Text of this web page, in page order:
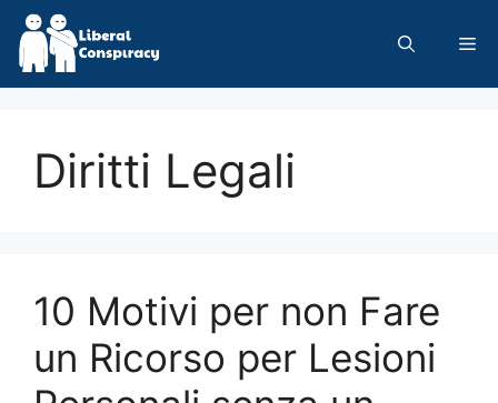
Skip
content
Diritti Legali
10 Motivi per non Fare
un Ricorso per Lesioni